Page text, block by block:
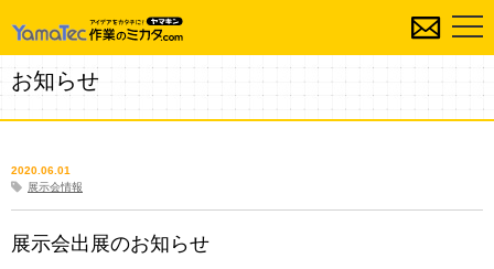
お知らせ
2020.06.01
展示会情報
展示会出展のお知らせ